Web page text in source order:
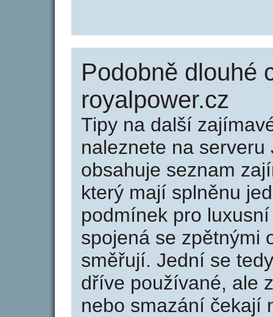
Podobně dlouhé
royalpower.cz
Tipy na další
naleznete na serveru
obsahuje seznam
který mají splněnu
podmínek pro
spojená se zpětnými
směřují. Jední se
dříve používané, ale
nebo smazání čekají